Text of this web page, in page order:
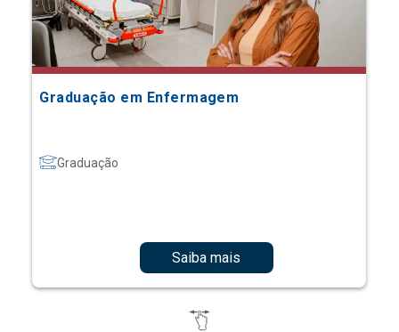
Graduação em Enfermagem
Graduação
Saiba mais